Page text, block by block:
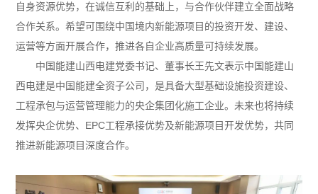
自身资源优势，在诚信互利的基础上，与合作伙伴建立全面战略
合作关系。希望可围绕中国境内新能源项目的投资开发、建设、
运营等方面开展合作，推进各自企业高质量可持续发展。
中国能建山西电建党委书记、董事长王先文表示中国能建山
西电建是中国能建全资子公司，是具备大型基础设施投资建设、
工程承包与运营管理能力的央企集团化施工企业。未来也将持续
发挥央企优势、EPC工程承接优势及新能源项目开发优势，共同
推进新能源项目深度合作。